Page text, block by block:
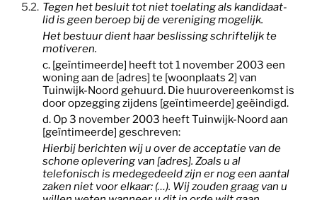
5.2. Tegen het besluit tot niet toelating als kandidaat-
lid is geen beroep bij de verenigingmogelijk.
Het bestuur dient haar beslissing schriftelijk te
motiveren.
c. [geïntimeerde] heeft tot 1 november 2003 een
woning aan de [adres] te [woonplaats 2] van
Tuinwijk-Noord gehuurd. Die huurovereenkomst is
door opzegging zijdens [geïntimeerde] geëindigd.
d. Op 3 november 2003 heeft Tuinwijk-Noord aan
[geïntimeerde] geschreven:
Hierbij berichten wij u over de acceptatie van de
schone oplevering van [adres]. Zoals u al
telefonisch is medegedeeld zijn er nog een aantal
zaken niet voor elkaar: (…). Wij zouden graag van u